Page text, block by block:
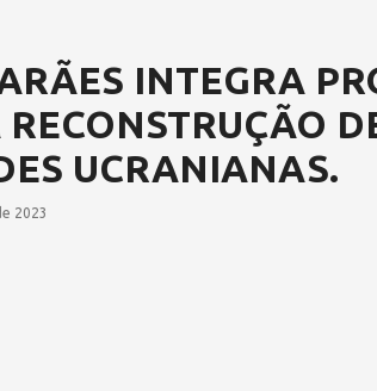
INTEGRA
RECONSTRUÇÃO
UCRANIANAS.
2023